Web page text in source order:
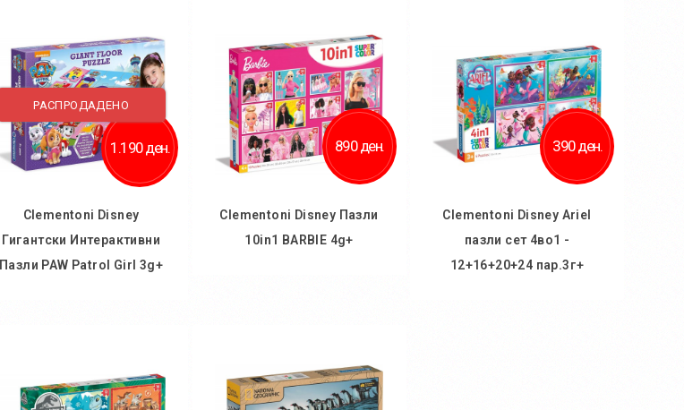
Додај во желби
Додај за споредба
Додај во желби
Додај за споредба
Додај во желби
Додај за споредба
РАСПРОДАДЕНО
1.190 ден.
Clementoni Disney
Гигантски Интерактивни
Пазли PAW Patrol Girl 3g+
Додај за споредба
890 ден.
Clementoni Disney Пазли
10in1 BARBIE 4g+
Додај за споредба
390 ден.
Clementoni Disney Ariel
пазли сет 4во1 -
12+16+20+24 пар.3г+